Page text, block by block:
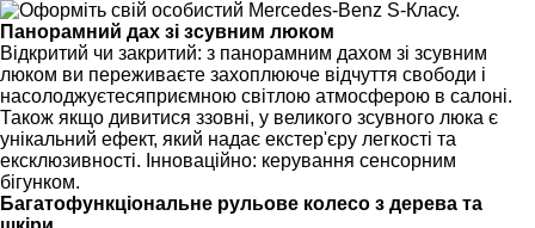
Панорамний дах зі зсувним люком
Відкритий чи закритий: з панорамним дахом зі зсувним
люком ви переживаєте захоплююче відчуття свободи і
насолоджуєтесяприємною світлою атмосферою в салоні.
Також якщо дивитися ззовні, у великого зсувного люка є
унікальний ефект, який надає екстер'єру легкості та
ексклюзивності. Інноваційно: керування сенсорним
бігунком.
Багатофункціональне рульове колесо з дерева та